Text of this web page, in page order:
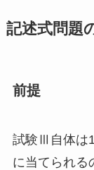
記述式問題
前提
試験Ⅲ自体は
に当てられる